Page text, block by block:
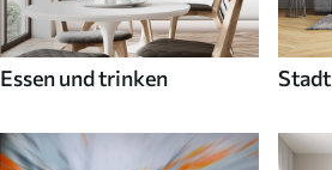
Essen und trinken Stadt